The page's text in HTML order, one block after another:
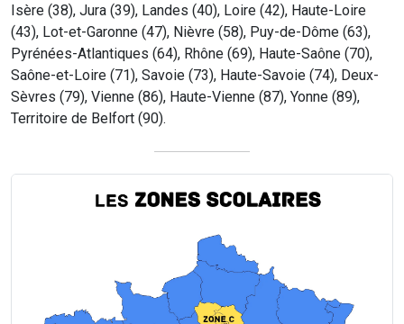
Isère (38), Jura (39), Landes (40), Loire (42), Haute-Loire
(43), Lot-et-Garonne (47), Nièvre (58), Puy-de-Dôme (63),
Pyrénées-Atlantiques (64), Rhône (69), Haute-Saône (70),
Saône-et-Loire (71), Savoie (73), Haute-Savoie (74), Deux-
Sèvres (79), Vienne (86), Haute-Vienne (87), Yonne (89),
Territoire de Belfort (90).